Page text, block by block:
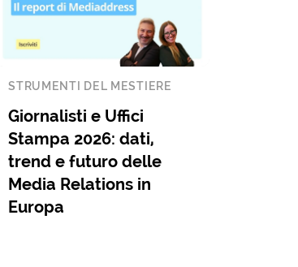
STRUMENTI DEL MESTIERE
Giornalisti e Uffici
Stampa 2026: dati,
trend e futuro delle
Media Relations in
Europa